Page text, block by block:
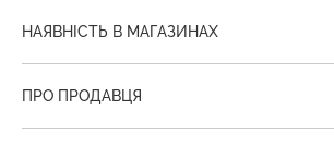
НАЯВНІСТЬ В МАГАЗИНАХ
ПРО ПРОДАВЦЯ